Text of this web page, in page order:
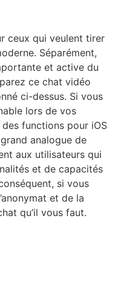
ceux qui veulent tirer
Séparément,
et active du
ce chat vidéo
ci-dessus. Si vous
lors de vos
functions pour iOS
analogue de
aux utilisateurs qui
et de capacités
si vous
et de la
qu’il vous faut.